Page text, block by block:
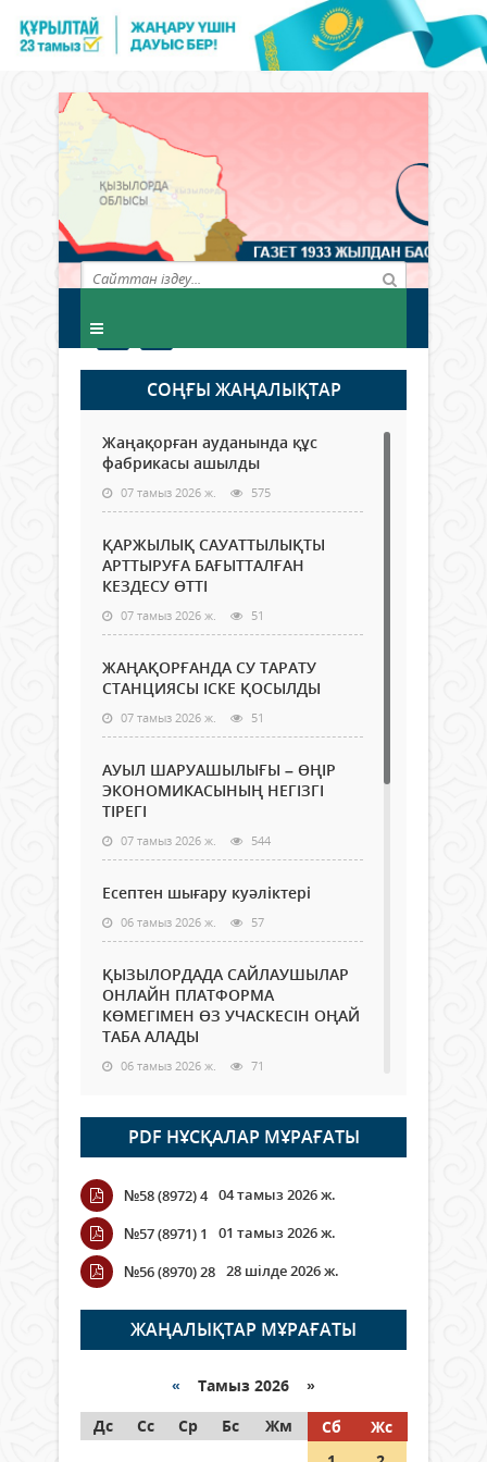
СОҢҒЫ ЖАҢАЛЫҚТАР
Жаңақорған ауданында құс
фабрикасы ашылды
07 тамыз 2026 ж. 575
ҚАРЖЫЛЫҚ САУАТТЫЛЫҚТЫ
АРТТЫРУҒА БАҒЫТТАЛҒАН
КЕЗДЕСУ ӨТТІ
07 тамыз 2026 ж. 51
ЖАҢАҚОРҒАНДА СУ ТАРАТУ
СТАНЦИЯСЫ ІСКЕ ҚОСЫЛДЫ
07 тамыз 2026 ж. 51
АУЫЛ ШАРУАШЫЛЫҒЫ – ӨҢІР
ЭКОНОМИКАСЫНЫҢ НЕГІЗГІ
ТІРЕГІ
07 тамыз 2026 ж. 544
Есептен шығару куәліктері
06 тамыз 2026 ж. 57
ҚЫЗЫЛОРДАДА САЙЛАУШЫЛАР
ОНЛАЙН ПЛАТФОРМА
КӨМЕГІМЕН ӨЗ УЧАСКЕСІН ОҢАЙ
ТАБА АЛАДЫ
06 тамыз 2026 ж. 71
Open Air: Қызылорда облысы
полиция департаменті 20
мыңнан астам көрерменнің
қауіпсіздігін қамтамасыз етті
06 тамыз 2026 ж.
Wi-Fi ҚАБЫРҒА АРҚЫЛЫ ҚАЛАЙ
ӨТЕДІ?
06 тамыз 2026 ж. 252
граждане Казахстана,
05 тамыз 2026 ж. 131
PDF НҰСҚАЛАР МҰРАҒАТЫ
№58 (8972) 4 04 тамыз 2026 ж.
№57 (8971) 1
01 тамыз 2026 ж.
№56 (8970) 28 28 шілде 2026 ж.
ЖАҢАЛЫҚТАР МҰРАҒАТЫ
« Тамыз 2026 »
Дс
Сс Ср Бс Жм Сб
Жс